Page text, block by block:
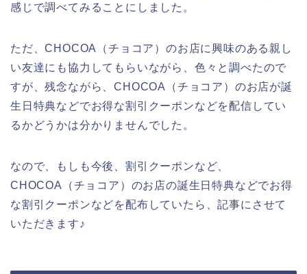
感じで調べてみることにしました。
ただ、CHOCOA（チョコア）のお店に興味のある親し
い友達にも協力してもらいながら、色々と調べたので
すが、残念ながら、CHOCOA（チョコア）のお店が誕
生日特典などでお得な割引クーポンなどを配信してい
るかどうかは分かりませんでした。
なので、もしも今後、割引クーポンなど、
CHOCOA（チョコア）のお店の誕生日特典などでお得
な割引クーポンなどを配布していたら、記事にさせて
いただきます♪